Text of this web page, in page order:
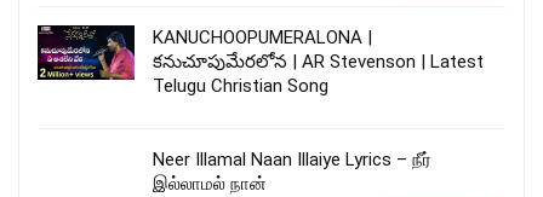
KANUCHOOPUMERALONA |
కనుచూపుమేరలోన | AR Stevenson | Latest
Telugu Christian Song
Neer Illamal Naan Illaiye Lyrics – நீர்
இல்லாமல் நான்